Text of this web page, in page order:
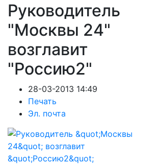
Руководитель
"Москвы 24"
возглавит
"Россию2"
28-03-2013 14:49
Печать
Эл. почта